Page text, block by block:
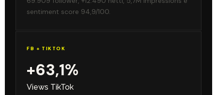
sentiment score 94,9/100.
FB + TIKTOK
+63,1%
Views TikTok